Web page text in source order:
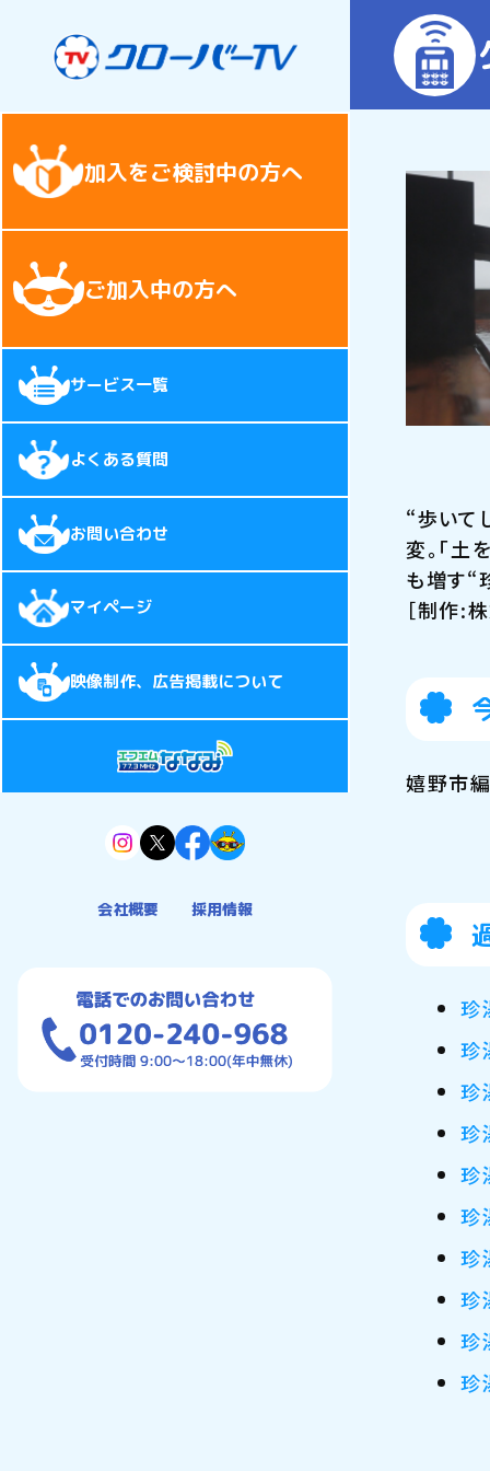
加入をご検討中の方へ
ご加入中の方へ
サービス一覧
よくある質問
お問い合わせ
マイページ
映像制作、広告掲載について
会社概要 採用情報
“歩いて
変。「土
も増す“
［制作:
嬉野市
珍
珍
珍
珍
珍
珍
珍
珍
珍
珍